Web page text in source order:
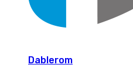
Dablerom